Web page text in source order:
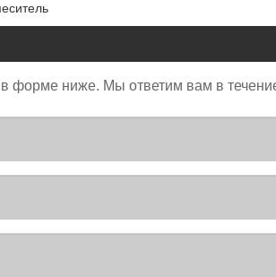
в форме ниже. Мы ответим вам в